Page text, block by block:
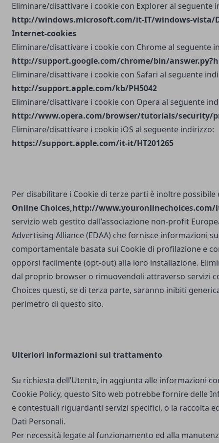
Eliminare/disattivare i cookie con Explorer al seguente
http://windows.microsoft.com/it-IT/windows-vista/
Internet-cookies
Eliminare/disattivare i cookie con Chrome al seguente
http://support.google.com/chrome/bin/
Eliminare/disattivare i cookie con Safari al seguente
http://support.apple.com/kb/PH5042
Eliminare/disattivare i cookie con Opera al seguente
http://www.opera.com/browser/tutorials/security/
Eliminare/disattivare i cookie iOS al seguente indirizzo:
https://support.apple.com/it-it/HT201265
Per disabilitare i Cookie di terze parti è inoltre
Online Choices,http://www.youronlinechoices.com/
servizio web gestito dall’associazione non-profit
Advertising Alliance (EDAA) che fornisce informazioni
comportamentale basata sui Cookie di profilazione e
opporsi facilmente (opt-out) alla loro installazione.
dal proprio browser o rimuovendoli attraverso servizi
Choices questi, se di terza parte, saranno inibiti
perimetro di questo sito.
Ulteriori informazioni sul trattamento
Su richiesta dell’Utente, in aggiunta alle informazioni
Cookie Policy, questo Sito web potrebbe fornire delle
e contestuali riguardanti servizi specifici, o la raccolta
Dati Personali.
Per necessità legate al funzionamento ed alla